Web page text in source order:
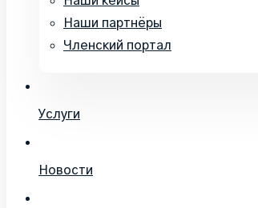
Наши партнёры
Членский портал
Услуги
Новости